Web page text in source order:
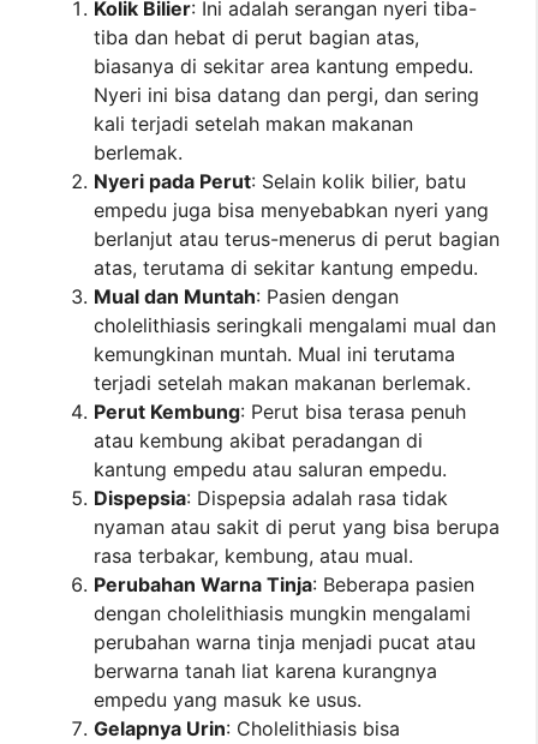
Kolik Bilier: Ini adalah serangan nyeri tiba-
tiba dan hebat di perut bagian atas,
biasanya di sekitar area kantung empedu.
Nyeri ini bisa datang dan pergi, dan sering
kali terjadi setelah makan makanan
berlemak.
Nyeri pada Perut: Selain kolik bilier, batu
empedu juga bisa menyebabkan nyeri yang
berlanjut atau terus-menerus di perut bagian
atas, terutama di sekitar kantung empedu.
Mual dan Muntah: Pasien dengan
cholelithiasis seringkali mengalami mual dan
kemungkinan muntah. Mual ini terutama
terjadi setelah makan makanan berlemak.
Perut Kembung: Perut bisa terasa penuh
atau kembung akibat peradangan di
kantung empedu atau saluran empedu.
Dispepsia: Dispepsia adalah rasa tidak
nyaman atau sakit di perut yang bisa berupa
rasa terbakar, kembung, atau mual.
Perubahan Warna Tinja: Beberapa pasien
dengan cholelithiasis mungkin mengalami
perubahan warna tinja menjadi pucat atau
berwarna tanah liat karena kurangnya
empedu yang masuk ke usus.
Gelapnya Urin: Cholelithiasis bisa